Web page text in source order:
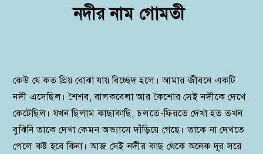
নদীর নাম গোমতী
কেউ যে কত প্রিয় বোঝা যায় বিচ্ছেদ হলে। আমার জীবনে একটি
নদী এসেছিল। শৈশব, বালকবেলা আর কৈশোর সেই নদীকে দেখে
কেটেছিল। যখন ছিলাম কাছাকাছি, চলতে-ফিরতে দেখা হত তখন
বুঝিনি তাকে দেখা কেমন অভ্যাসে দাঁড়িয়ে গেছে। তাকে না দেখতে
পেলে কষ্ট হবে কিনা। আজ সেই নদীর কাছ থেকে অনেক দূর সরে